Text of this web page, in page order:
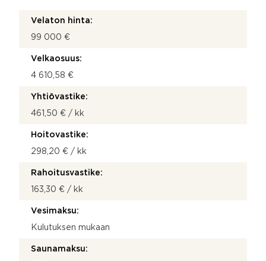
Velaton hinta:
99 000 €
Velkaosuus:
4 610,58 €
Yhtiövastike:
461,50 € / kk
Hoitovastike:
298,20 € / kk
Rahoitusvastike:
163,30 € / kk
Vesimaksu:
Kulutuksen mukaan
Saunamaksu: